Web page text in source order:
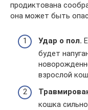
продиктована
она может быть
Удар о пол.
будет
взрослой
кошка